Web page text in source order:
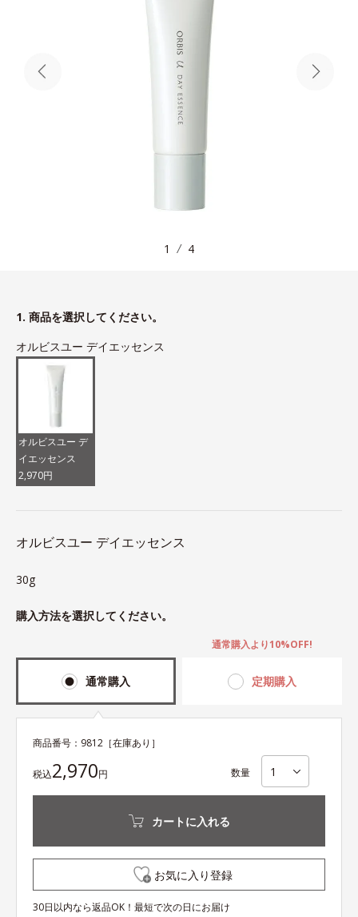
1 4
1. 商品を選択してください。
オルビスユー デイエッセンス
オルビスユー デ
イエッセンス
2,970円
オルビスユー デイエッセンス
30g
購入方法を選択してください。
通常購入 定期購入
通常購入より10%OFF!
商品番号： 9812 ［在庫あり］
税込2,970円 数量
カートに入れる
お気に入り登録
30日以内なら返品OK！最短で次の日にお届け